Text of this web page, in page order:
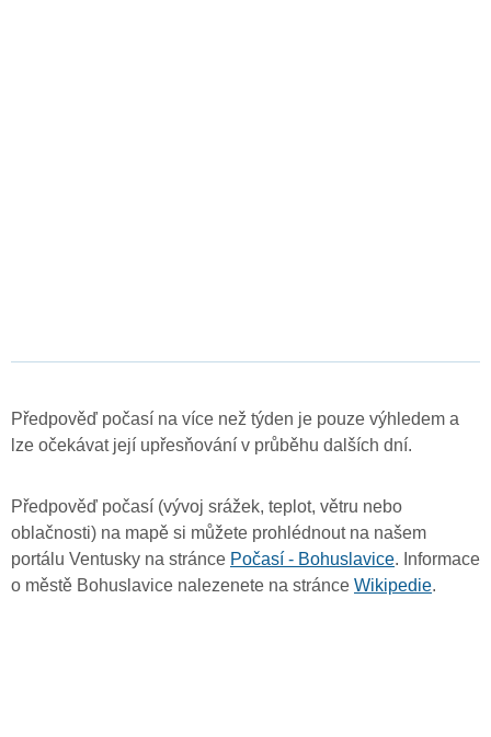
Předpověď počasí na více než týden je pouze výhledem a
lze očekávat její upřesňování v průběhu dalších dní.
Předpověď počasí (vývoj srážek, teplot, větru nebo
oblačnosti) na mapě si můžete prohlédnout na našem
portálu Ventusky na stránce Počasí - Bohuslavice. Informace
o městě Bohuslavice nalezenete na stránce Wikipedie.